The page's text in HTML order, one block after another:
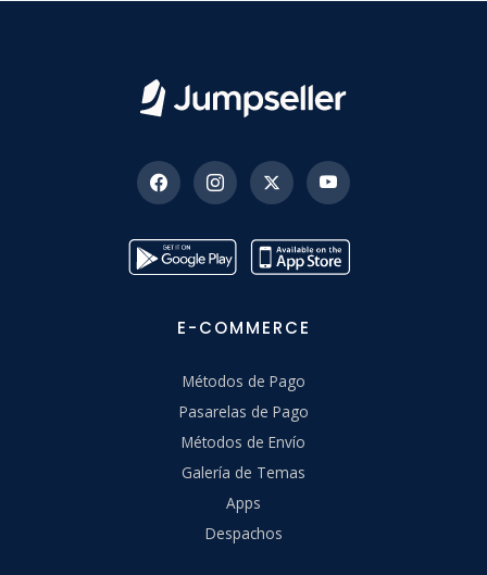
E-COMMERCE
Métodos de Pago
Pasarelas de Pago
Métodos de Envío
Galería de Temas
Apps
Despachos